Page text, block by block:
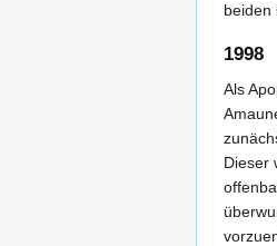
beiden
1998
Als
Dieser